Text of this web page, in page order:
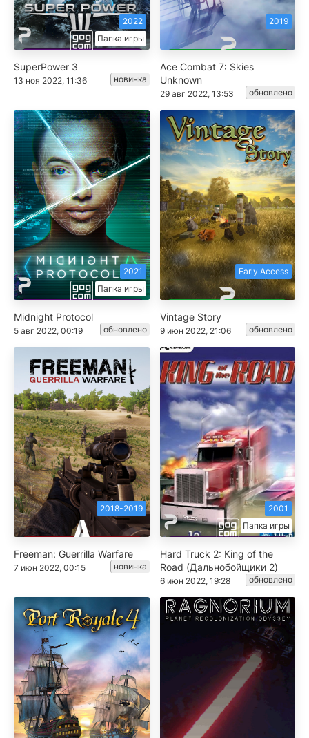
Папка игры
2022
SuperPower 3
13 ноя 2022, 11:36 новинка
2019
Ace Combat 7: Skies
Unknown
29 авг 2022, 13:53 обновлено
Папка игры
2021
Midnight Protocol
5 авг 2022, 00:19 обновлено
Early Access
Vintage Story
9 июн 2022, 21:06 обновлено
2018-2019
Freeman: Guerrilla Warfare
7 июн 2022, 00:15 новинка
Папка игры
2001
Hard Truck 2: King of the
Road (Дальнобойщики 2)
6 июн 2022, 19:28 обновлено